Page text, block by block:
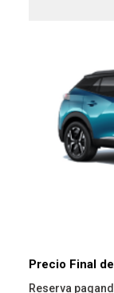
Precio Final
Reserva